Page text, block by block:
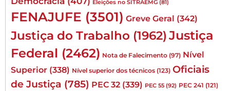
Eleições no SITRAEMG (81)
FENAJUFE (3501) Greve Geral (342)
Justiça do Trabalho (1962) Justiça
Federal (2462) Nota de Falecimento (97) Nível
Superior (338) Nível superior dos técnicos (123) Oficiais
de Justiça (785) PEC 32 (339) PEC 55 (92) PEC 241 (121)